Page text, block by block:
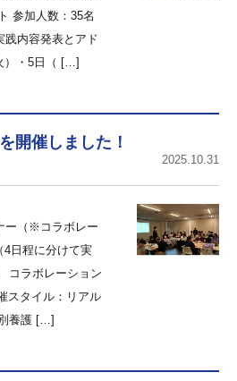
参加人数：35名
践内容発表とアド
）・5日（ […]
開催しました！
2025.10.31
ー（※コラボレー
4日程に分けて実
コラボレーション
スタイル：リアル
養護 […]